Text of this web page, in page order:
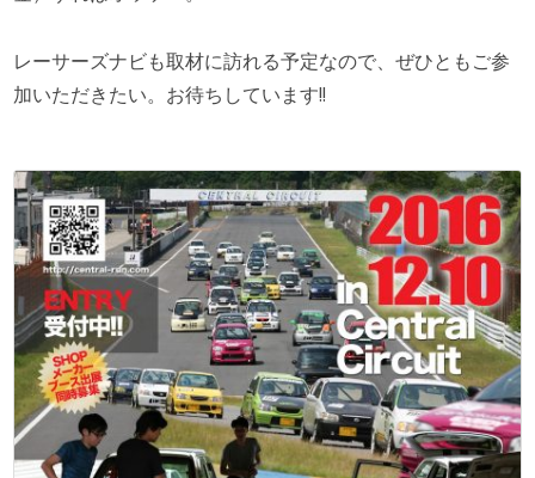
レーサーズナビも取材に訪れる予定なので、ぜひともご参
加いただきたい。お待ちしています!!